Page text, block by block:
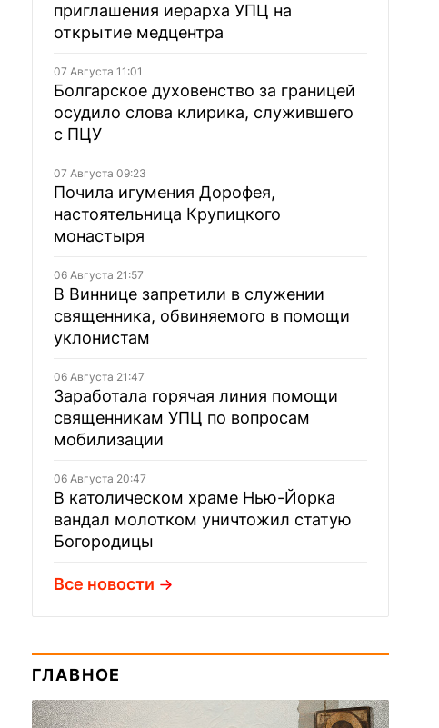
приглашения иерарха УПЦ на
открытие медцентра
07 Августа 11:01
Болгарское духовенство за границей
осудило слова клирика, служившего
с ПЦУ
07 Августа 09:23
Почила игумения Дорофея,
настоятельница Крупицкого
монастыря
06 Августа 21:57
В Виннице запретили в служении
священника, обвиняемого в помощи
уклонистам
06 Августа 21:47
Заработала горячая линия помощи
священникам УПЦ по вопросам
мобилизации
06 Августа 20:47
В католическом храме Нью-Йорка
вандал молотком уничтожил статую
Богородицы
Все новости
ГЛАВНОЕ